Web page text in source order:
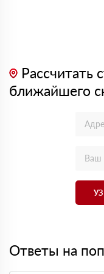
Рассчитать
ближайшего
Ответы на